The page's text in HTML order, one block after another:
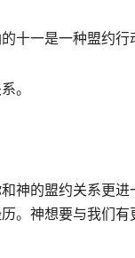
十一是一种盟约行
。
神的盟约关系更进
。神想要与我们有